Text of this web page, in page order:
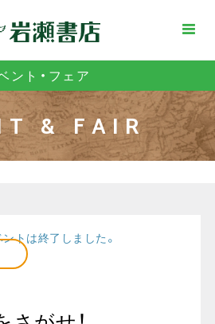
ント・フェア
& FAIR
トは終了しました。